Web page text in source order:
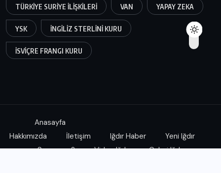
TÜRKIYE SURIYE ILIŞKILERI VAN YAPAY ZEKA
YSK İNGILIZ STERLINI KURU
İSVIÇRE FRANGI KURU
Anasayfa
Hakkımızda
İletişim Iğdır Haber
Yeni Iğdır
Soruyoruz?
Video Iğdır Galeri Iğdır